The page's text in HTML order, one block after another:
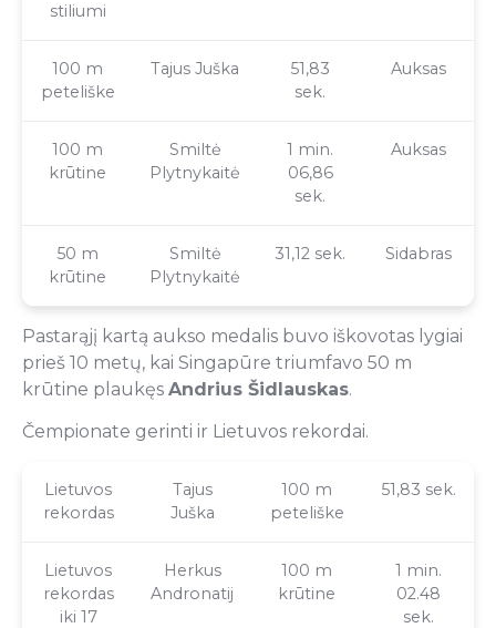
stiliumi
100 m
peteliške
Tajus Juška
51,83
sek.
Auksas
100 m
krūtine
Smiltė
Plytnykaitė
1 min.
06,86
sek.
Auksas
50 m
krūtine
Smiltė
Plytnykaitė
31,12 sek. Sidabras
Pastarąjį kartą aukso medalis buvo iškovotas lygiai
prieš 10 metų, kai Singapūre triumfavo 50 m
krūtine plaukęs Andrius Šidlauskas.
Čempionate gerinti ir Lietuvos rekordai.
Lietuvos
rekordas
Tajus
Juška
100 m
peteliške
51,83 sek.
Lietuvos
rekordas
iki 17
Herkus
Andronatij
100 m
krūtine
1 min.
02.48
sek.